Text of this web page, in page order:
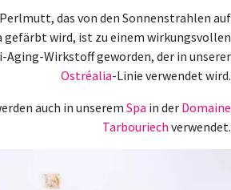
das von den Sonnenstrahlen auf
gefärbt wird, ist zu einem wirkungsvollen
Aging-Wirkstoff geworden, der in unserer
Ostréalia-Linie verwendet wird.
auch in unserem Spa in der Domaine
Tarbouriech verwendet.